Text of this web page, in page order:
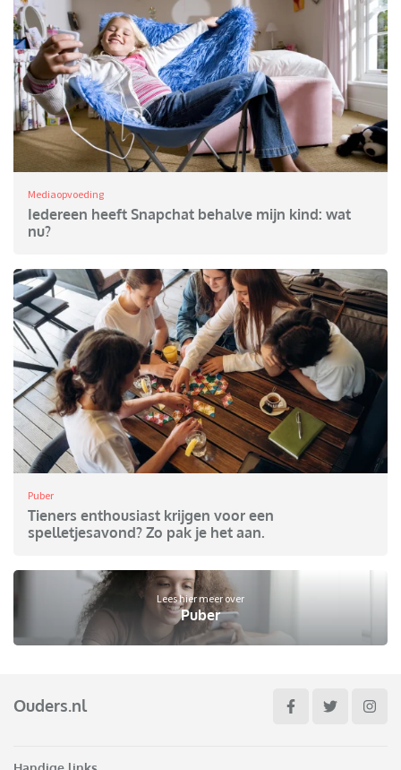
Mediaopvoeding
Iedereen heeft Snapchat behalve mijn kind: wat
nu?
Puber
Tieners enthousiast krijgen voor een
spelletjesavond? Zo pak je het aan.
Lees hier meer over
Puber
Ouders.nl